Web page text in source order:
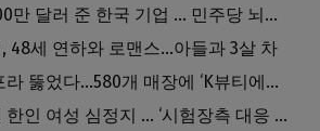
트럼프 회사에 200만 달러 준 한국 기업 … 민주당 뇌물의혹 조사
48세 연하와 로맨스…아들과 3살 차
올리브영, 美 세포라 뚫었다…580개 매장에 ‘K뷰티에딧’ 론칭
변호사 시험 보던 한인 여성 심정지 … ‘시험장측 대응 부적절’ 소송